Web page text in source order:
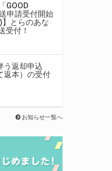
GOOD
申請受付開始
とらのあな
受付！
う返却申込
返本）の受付
お知らせ一覧へ